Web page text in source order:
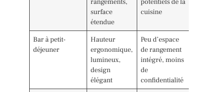
surface
étendue
cuisine
Bar à petit-
déjeuner
Hauteur
ergonomique,
lumineux,
design
élégant
Peu d’espace
de rangement
intégré, moins
de
confidentialité